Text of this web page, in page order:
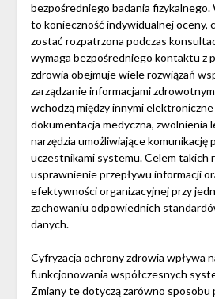
bezpośredniego badania fizykalnego.
to konieczność indywidualnej oceny,
zostać rozpatrzona podczas
wymaga bezpośredniego kontaktu z
zdrowia obejmuje wiele rozwiązań
zarządzanie informacjami
wchodzą między innymi
dokumentacja medyczna, zwolnienia
narzędzia umożliwiające komunikację
uczestnikami systemu. Celem takich
usprawnienie przepływu informacji
efektywności organizacyjnej przy
zachowaniu odpowiednich
danych.
Cyfryzacja ochrony zdrowia wpływa
funkcjonowania współczesnych
Zmiany te dotyczą zarówno sposobu